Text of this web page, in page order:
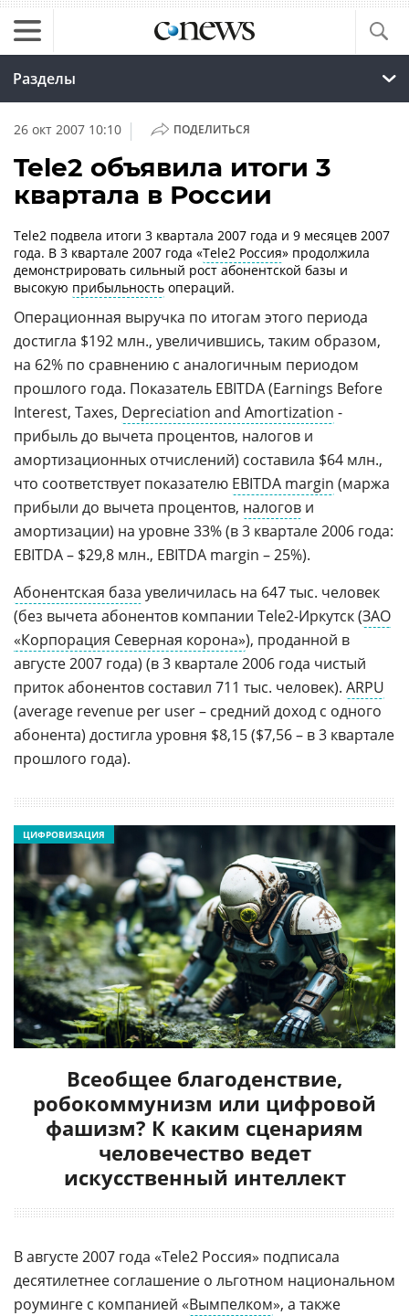
Разделы
26 окт 2007 10:10 | ПОДЕЛИТЬСЯ
Tele2 объявила итоги 3
квартала в России
Tele2 подвела итоги 3 квартала 2007 года и 9 месяцев 2007
года. В 3 квартале 2007 года «Tele2 Россия» продолжила
демонстрировать сильный рост абонентской базы и
высокую прибыльность операций.
Операционная выручка по итогам этого периода
достигла $192 млн., увеличившись, таким образом,
на 62% по сравнению с аналогичным периодом
прошлого года. Показатель EBITDA (Earnings Before
Interest, Taxes, Depreciation and Amortization -
прибыль до вычета процентов, налогов и
амортизационных отчислений) составила $64 млн.,
что соответствует показателю EBITDA margin (маржа
прибыли до вычета процентов, налогов и
амортизации) на уровне 33% (в 3 квартале 2006 года:
EBITDA – $29,8 млн., EBITDA margin – 25%).
Абонентская база увеличилась на 647 тыс. человек
(без вычета абонентов компании Tele2-Иркутск (ЗАО
«Корпорация Северная корона»), проданной в
августе 2007 года) (в 3 квартале 2006 года чистый
приток абонентов составил 711 тыс. человек). ARPU
(average revenue per user – средний доход с одного
абонента) достигла уровня $8,15 ($7,56 – в 3 квартале
прошлого года).
Всеобщее благоденствие,
робокоммунизм или цифровой
фашизм? К каким сценариям
человечество ведет
искусственный интеллект
ЦИФРОВИЗАЦИЯ
В августе 2007 года «Tele2 Россия» подписала
десятилетнее соглашение о льготном национальном
роуминге с компанией «Вымпелком», а также